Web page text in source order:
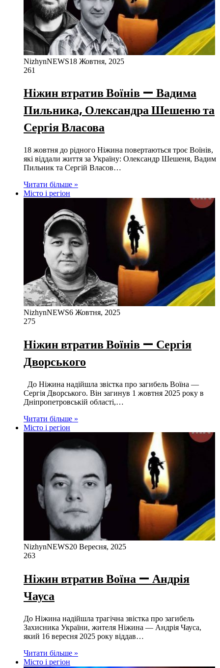
NizhynNEWS18 Жовтня, 2025
261
Ніжин втратив Воїнів — Вадима
Пильника, Олександра Шешеню та
Сергія Власова
18 жовтня до рідного Ніжина повертаються троє Воїнів,
які віддали життя за Україну: Олександр Шешеня, Вадим
Пильник та Сергій Власов…
Читати більше »
Місто і регіон
NizhynNEWS6 Жовтня, 2025
275
Ніжин втратив Воїнів — Сергія
Дворського
До Ніжина надійшла звістка про загибель Воїна —
Сергія Дворського. Він загинув 1 жовтня 2025 року в
Дніпропетровській області,…
Читати більше »
Місто і регіон
NizhynNEWS20 Вересня, 2025
263
Ніжин втратив Воїна — Андрія
Чауса
До Ніжина надійшла трагічна звістка про загибель
Захисника України, жителя Ніжина — Андрія Чауса,
який 16 вересня 2025 року віддав…
Читати більше »
Місто і регіон